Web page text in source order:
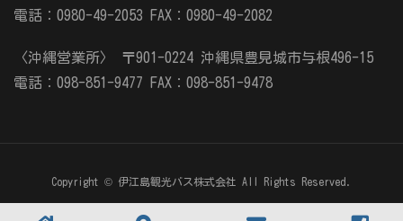
電話：0980-49-2053 FAX：0980-49-2082
〈沖縄営業所〉 〒901-0224 沖縄県豊見城市与根496-15
電話：098-851-9477 FAX：098-851-9478
Copyright © 伊江島観光バス株式会社 All Rights Reserved.